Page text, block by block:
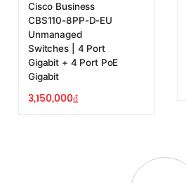
Cisco Business
CBS110-8PP-D-EU
Unmanaged
Switches | 4 Port
Gigabit + 4 Port PoE
Gigabit
3,150,000₫